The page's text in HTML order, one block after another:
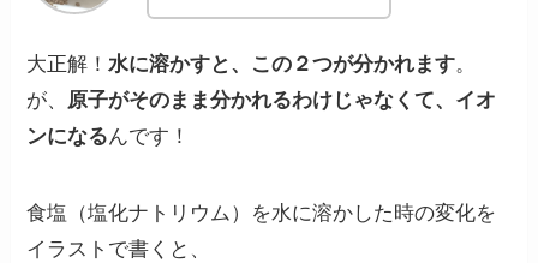
大正解！水に溶かすと、この２つが分かれます。
が、 原子がそのまま分かれるわけじゃなくて、イオ
ンになるんです！
食塩（塩化ナトリウム）を水に溶かした時の変化を
イラストで書くと、